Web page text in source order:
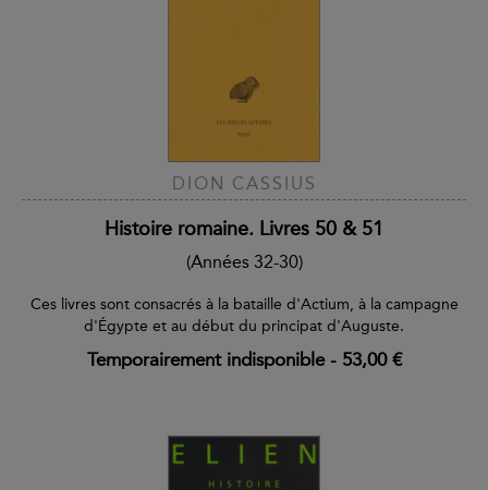
DION CASSIUS
Histoire romaine. Livres 50 & 51
(Années 32-30)
Ces livres sont consacrés à la bataille d'Actium, à la campagne
d'Égypte et au début du principat d'Auguste.
Temporairement indisponible- 53,00 €